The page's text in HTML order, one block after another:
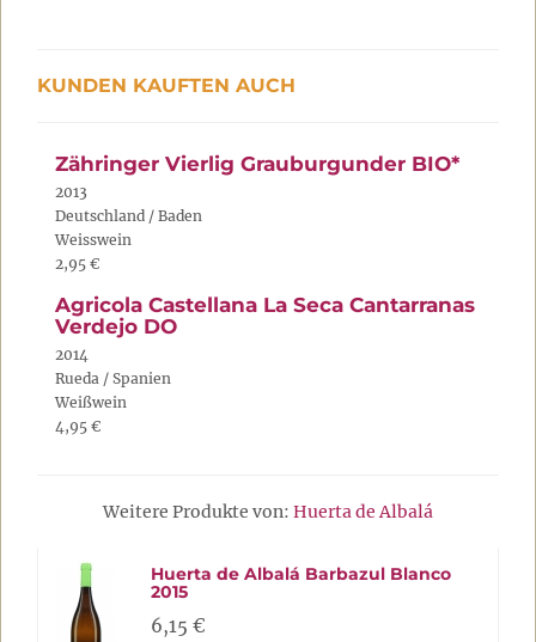
KUNDEN KAUFTEN AUCH
Zähringer Vierlig Grauburgunder BIO*
2013
Deutschland / Baden
Weisswein
2,95 €
Agricola Castellana La Seca Cantarranas
Verdejo DO
2014
Rueda / Spanien
Weißwein
4,95 €
Weitere Produkte von: Huerta de Albalá
Huerta de Albalá Barbazul Blanco
2015
6,15 €